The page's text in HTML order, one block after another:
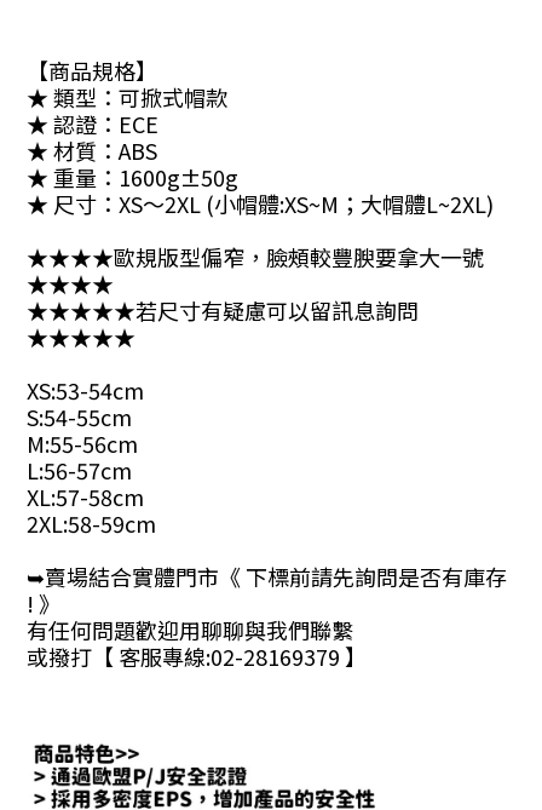
【商品規格】
★ 類型：可掀式帽款
★ 認證：ECE
★ 材質：ABS
★ 重量：1600g±50g
★ 尺寸：XS～2XL (小帽體:XS~M；大帽體L~2XL)
★★★★歐規版型偏窄，臉頰較豐腴要拿大一號
★★★★
★★★★★若尺寸有疑慮可以留訊息詢問
★★★★★
XS:53-54cm
S:54-55cm
M:55-56cm
L:56-57cm
XL:57-58cm
2XL:58-59cm
➥賣場結合實體門市《 下標前請先詢問是否有庫存
! 》
有任何問題歡迎用聊聊與我們聯繫
或撥打【 客服專線:02-28169379 】